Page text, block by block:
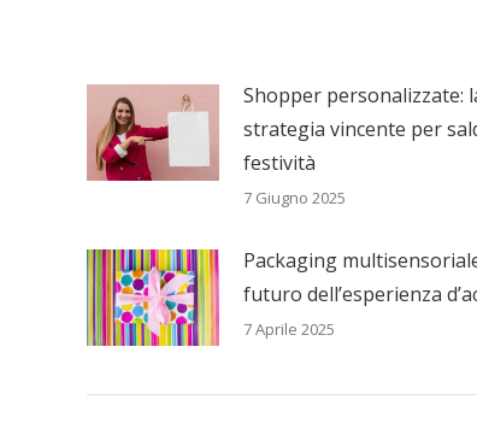
Shopper personalizzate:
strategia vincente per
festività
7 Giugno 2025
Packaging
futuro dell’esperienza
7 Aprile 2025